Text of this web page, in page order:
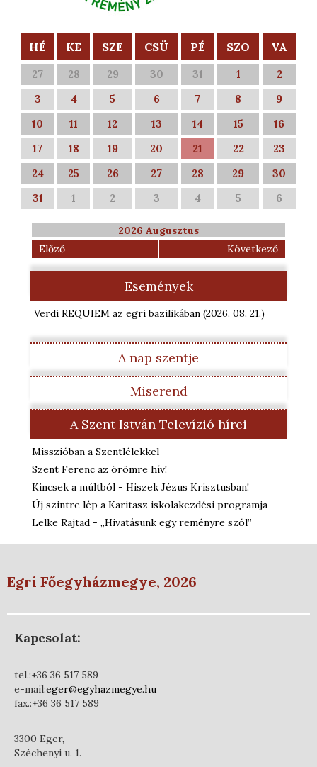
HÉ KE SZE CSÜ PÉ SZO VA
27 28 29 30 31 1
2
3
4 5 6 7 8
9
10
11 12 13 14 15
16
17
18 19 20 21 22
23
24
25 26 27 28 29
30
31
1 2 3 4 5 6
2026 Augusztus
Előző
Következő
Események
Verdi REQUIEM az egri bazilikában (2026. 08. 21.)
A nap szentje
Miserend
A Szent István Televízió hírei
Misszióban a Szentlélekkel
Szent Ferenc az örömre hív!
Kincsek a múltból - Hiszek Jézus Krisztusban!
Új szintre lép a Karitasz iskolakezdési programja
Lelke Rajtad - „Hivatásunk egy reményre szól”
Egri Főegyházmegye, 2026
Kapcsolat:
tel.:+36 36 517 589
e-mail:eger@egyhazmegye.hu
fax.:+36 36 517 589
3300 Eger,
Széchenyi u. 1.